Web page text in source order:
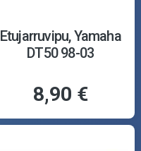
Etujarruvipu, Yamaha
DT50 98-03
8,90 €